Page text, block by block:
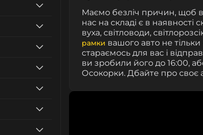
Маємо безліч причин, щоб
нас на складі є в
вуха, світловоди,
рамки вашого авто не тільки
стараємось для вас і
ви зробили його до 16:00,
Осокорки. Дбайте про своє